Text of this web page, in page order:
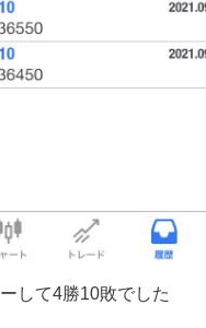
して4勝10敗でした